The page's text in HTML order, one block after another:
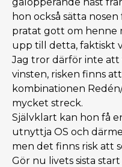
hon också sätta
pratat gott om henne
upp till detta, faktiskt
Jag tror därför inte att
vinsten, risken finns
kombinationen
mycket streck.
Självklart kan hon få
utnyttja OS och
men det finns risk att
Gör nu livets sista